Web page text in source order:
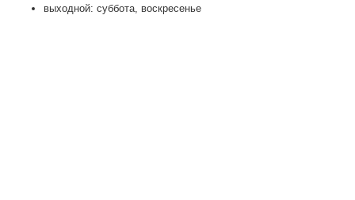
выходной: суббота, воскресенье